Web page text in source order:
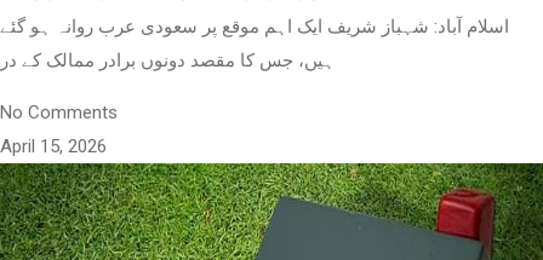
اسلام آباد: شہباز شریف ایک اہم موقع پر سعودی عرب روانہ ہو گئے
ہیں، جس کا مقصد دونوں برادر ممالک کے در
No Comments
April 15, 2026